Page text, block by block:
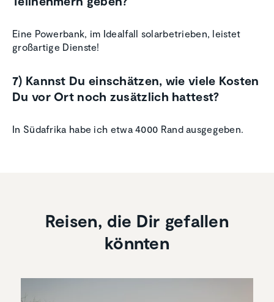
Eine Powerbank, im Idealfall solarbetrieben, leistet
großartige Dienste!
7) Kannst Du einschätzen, wie viele Kosten
Du vor Ort noch zusätzlich hattest?
In Südafrika habe ich etwa 4000 Rand ausgegeben.
Reisen, die Dir gefallen
könnten